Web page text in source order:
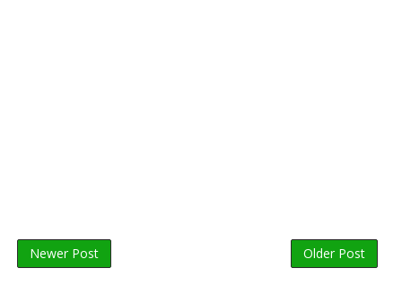
Newer Post Older Post